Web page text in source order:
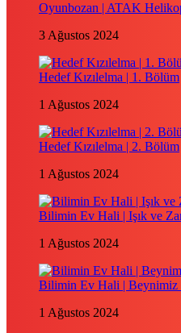
Oyunbozan | ATAK
3 Ağustos 2024
Hedef Kızılelma | 1. Bölüm
1 Ağustos 2024
Hedef Kızılelma | 2. Bölüm
1 Ağustos 2024
Bilimin Ev Hali | Işık ve
1 Ağustos 2024
Bilimin Ev Hali | Beynimiz
1 Ağustos 2024